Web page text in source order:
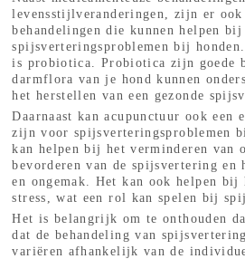
levensstijlveranderingen, zijn er ook
behandelingen die kunnen helpen bij
spijsverteringsproblemen bij
is probiotica. Probiotica zijn goede
darmflora van je hond kunnen
het herstellen van een gezonde
Daarnaast kan acupunctuur ook een
zijn voor spijsverteringsproblemen
kan helpen bij het verminderen van
bevorderen van de spijsvertering
en ongemak. Het kan ook helpen bij
stress, wat een rol kan spelen bij
Het is belangrijk om te onthouden
dat de behandeling van
variëren afhankelijk van de